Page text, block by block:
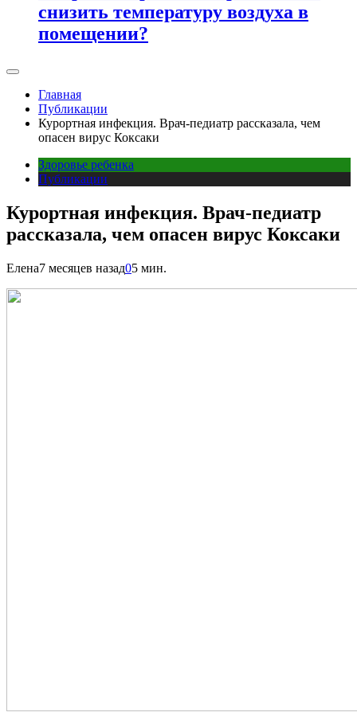
снизить температуру воздуха в
помещении?
Главная
Публикации
Курортная инфекция. Врач-педиатр рассказала, чем
опасен вирус Коксаки
Здоровье ребенка
Публикации
Курортная инфекция. Врач-педиатр
рассказала, чем опасен вирус Коксаки
Елена7 месяцев назад05 мин.